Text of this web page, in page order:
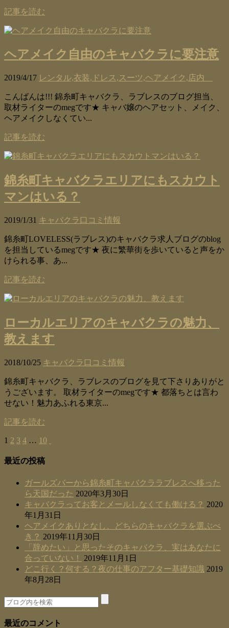
記事を読む
ヘアメイク自由のキャバクラに要注意
2019/4/17 レンタル,衣装,ドレス,スーツ,ヘアメイク,店内
こんばんは!!! 錦糸町キャバクラ、ラブレスのブログ担当、
取材ライターのmegです★ キャバ嬢のヘアセット、メイク、
ヘアメイクしなくてい...
記事を読む
錦糸町キャバクラエリアにもスカウト
マンはいる？
2019/1/31 キャバクラ口コミ情報
錦糸町LOVELESS(ラブレス)のキャバクラ求人ブログのblog
を担当しているmegです★ 夜に繁華街を歩いていると声をか
けられる事、あ...
記事を読む
ローカルエリアのキャバクラの魅力、
教えます
2018/10/25 キャバクラ口コミ情報
錦糸町キャバクラ、ラブレスのブログを見て下さりありがと
うございます。 取材ライターのmegです★ 都落ちとは言わ
せない！魅力あふれる東京...
記事を読む
1 2 3 4 … 10
最近の投稿
ガールズバーから錦糸町キャバクララブレスへ移った
ら天国だった 2020年3月30日
キャバクラってお客とメールしなくても働ける？ 2020
年1月31日
ヘアメイクありとなし、どちらのキャバクラを選ぶべ
き？ 2019年11月30日
「辞めたい」と思ったそのキャバクラ、実はあなたに
合っていない！
2019年11月1日
どこ行く？何する？夜の仕事のアフター基礎知識 2019
年8月28日
最近のコメント